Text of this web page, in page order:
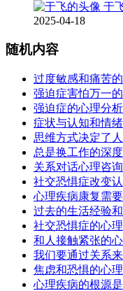
于
2025-04-18
随机内容
过度敏感和痛苦
强迫症害怕万一
强迫症的心理分
症状与认知和情
思维方式决定了
总是换工作的深
关系对话心理咨
社交恐惧症改变
心理疾病康复需
过去的生活经验
社交恐惧症的心
和人接触紧张的
我们要通过关系
焦虑和恐惧的心
心理疾病的根源